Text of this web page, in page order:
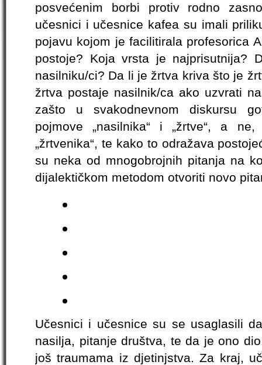
posvećenim borbi protiv rodno
učesnici i učesnice kafea su imali
pojavu kojom je facilitirala profesorica
postoje? Koja vrsta je
nasilniku/ci? Da li je žrtva kriva što je
žrtva postaje nasilnik/ca ako uzvrati
zašto u svakodnevnom diskursu
pojmove „nasilnika“ i „žrtve“, a
„žrtvenika“, te kako to odražava
su neka od mnogobrojnih pitanja na
dijalektičkom metodom otvoriti novo
Učesnici i učesnice su se usaglasili
nasilja, pitanje društva, te da je ono
još traumama iz djetinjstva. Za kraj,